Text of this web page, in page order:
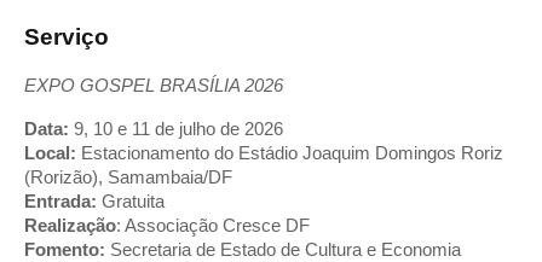
Serviço
EXPO GOSPEL BRASÍLIA 2026
Data: 9, 10 e 11 de julho de 2026
Local: Estacionamento do Estádio Joaquim Domingos Roriz
(Rorizão), Samambaia/DF
Entrada: Gratuita
Realização: Associação Cresce DF
Fomento: Secretaria de Estado de Cultura e Economia